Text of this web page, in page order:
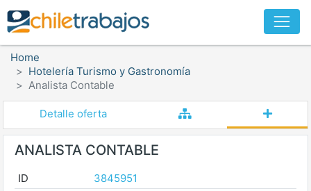
Home
Hotelería Turismo y Gastronomía
Analista Contable
Detalle oferta
ANALISTA CONTABLE
ID
3845951